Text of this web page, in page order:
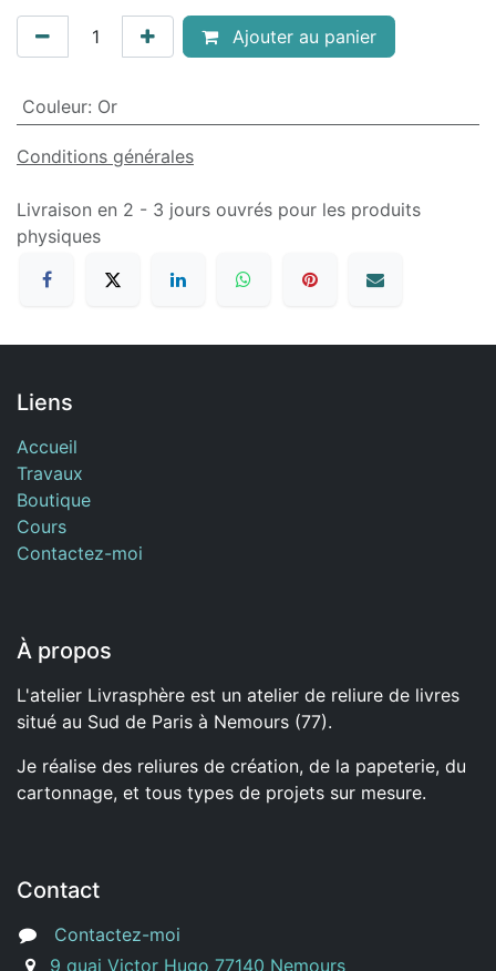
Ajouter au panier
Couleur: Or
Conditions générales
Livraison en 2 - 3 jours ouvrés pour les produits
physiques
Liens
Accueil
Travaux
Boutique
Cours
Contactez-moi
À propos
L'atelier Livrasphère est un atelier de reliure de livres
situé au Sud de Paris à Nemours (77).
Je réalise des reliures de création, de la papeterie, du
cartonnage, et tous types de projets sur mesure.
Contact
Contactez-moi
9 quai Victor Hugo 77140 Nemours